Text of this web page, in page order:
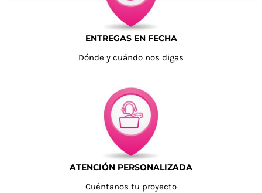
ENTREGAS EN FECHA
Dónde y cuándo nos digas
ATENCIÓN PERSONALIZADA
Cuéntanos tu proyecto